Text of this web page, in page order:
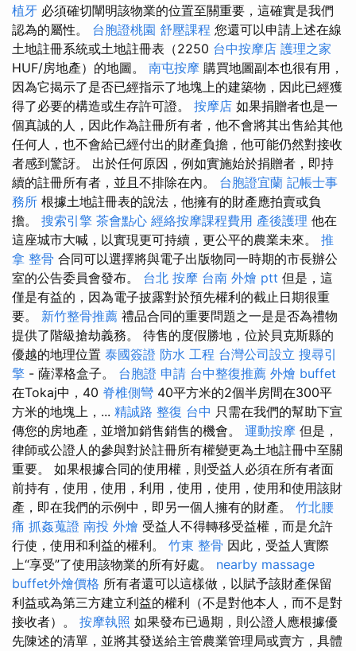
植牙 必須確切闡明該物業的位置至關重要，這確實是我們
認為的屬性。 台胞證桃園 舒壓課程 您還可以申請上述在線
土地註冊系統或土地註冊表（2250 台中按摩店 護理之家
HUF/房地產）的地圖。 南屯按摩 購買地圖副本也很有用，
因為它揭示了是否已經指示了地塊上的建築物，因此已經獲
得了必要的構造或生存許可證。 按摩店 如果捐贈者也是一
個真誠的人，因此作為註冊所有者，他不會將其出售給其他
任何人，也不會給已經付出的財產負擔，他可能仍然對接收
者感到驚訝。 出於任何原因，例如實施始於捐贈者，即持
續的註冊所有者，並且不排除在內。 台胞證宜蘭 記帳士事
務所 根據土地註冊表的說法，他擁有的財產應拍賣或負
擔。 搜索引擎 茶會點心 經絡按摩課程費用 產後護理 他在
這座城市大喊，以實現更可持續，更公平的農業未來。 推
拿 整骨 合同可以選擇將與電子出版物同一時期的市長辦公
室的公告委員會發布。 台北 按摩 台南 外燴 ptt 但是，這
僅是有益的，因為電子披露對於預先權利的截止日期很重
要。 新竹整骨推薦 禮品合同的重要問題之一是是否為禮物
提供了階級搶劫義務。 待售的度假勝地，位於貝克斯縣的
優越的地理位置 泰國簽證 防水 工程 台灣公司設立 搜尋引
擎 - 薩澤格盒子。 台胞證 申請 台中整復推薦 外燴 buffet
在Tokaj中，40 脊椎側彎 40平方米的2個半房間在300平
方米的地塊上，... 精誠路 整復 台中 只需在我們的幫助下宣
傳您的房地產，並增加銷售銷售的機會。 運動按摩 但是，
律師或公證人的參與對於註冊所有權變更為土地註冊中至關
重要。 如果根據合同的使用權，則受益人必須在所有者面
前持有，使用，使用，利用，使用，使用，使用和使用該財
產，即在我們的示例中，即另一個人擁有的財產。 竹北腰
痛 抓姦蒐證 南投 外燴 受益人不得轉移受益權，而是允許
行使，使用和利益的權利。 竹東 整骨 因此，受益人實際
上“享受”了使用該物業的所有好處。 nearby massage
buffet外燴價格 所有者還可以這樣做，以賦予該財產保留
利益或為第三方建立利益的權利（不是對他本人，而不是對
接收者）。 按摩執照 如果發布已過期，則公證人應根據優
先陳述的清單，並將其發送給主管農業管理局或賣方，具體